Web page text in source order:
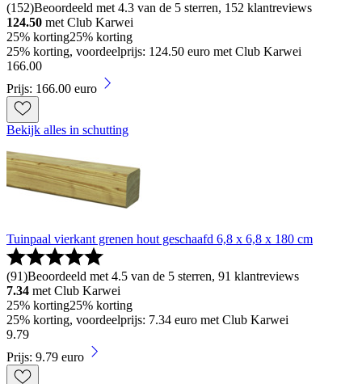
(152)Beoordeeld met 4.3 van de 5 sterren, 152 klantreviews
124.50 met Club Karwei
25% korting25% korting
25% korting, voordeelprijs: 124.50 euro met Club Karwei
166.00
Prijs: 166.00 euro
Bekijk alles in schutting
Tuinpaal vierkant grenen hout geschaafd 6,8 x 6,8 x 180 cm
(91)Beoordeeld met 4.5 van de 5 sterren, 91 klantreviews
7.34 met Club Karwei
25% korting25% korting
25% korting, voordeelprijs: 7.34 euro met Club Karwei
9.79
Prijs: 9.79 euro